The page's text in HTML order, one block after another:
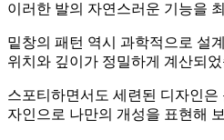
이러한 발의 자연스러운 기능을
밑창의 패턴 역시 과학적으로 설
위치와 깊이가 정밀하게 계산되
스포티하면서도 세련된 디자인
자인으로 나만의 개성을 표현해